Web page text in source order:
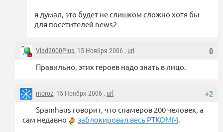
я думал, это будет не слишком сложно хотя бы
для посетителей news2
0
Vlad2000Plus, 15 Ноября 2006 , url
Правильно, этих героев надо знать в лицо.
+2
moroz, 15 Ноября 2006 , url
Spamhaus говорит, что спамеров 200 человек, а
сам недавно
заблокировал весь РТКОММ.